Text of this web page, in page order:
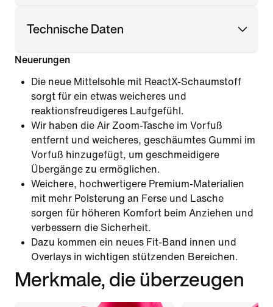
Technische Daten
Neuerungen
Die neue Mittelsohle mit ReactX-Schaumstoff
sorgt für ein etwas weicheres und
reaktionsfreudigeres Laufgefühl.
Wir haben die Air Zoom-Tasche im Vorfuß
entfernt und weicheres, geschäumtes Gummi im
Vorfuß hinzugefügt, um geschmeidigere
Übergänge zu ermöglichen.
Weichere, hochwertigere Premium-Materialien
mit mehr Polsterung an Ferse und Lasche
sorgen für höheren Komfort beim Anziehen und
verbessern die Sicherheit.
Dazu kommen ein neues Fit-Band innen und
Overlays in wichtigen stützenden Bereichen.
Merkmale, die überzeugen